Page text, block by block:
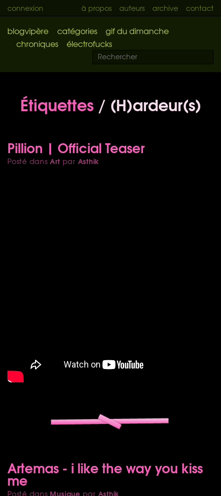
connexion à propos auteurs archive contact
blogvipère catégories
gif du dimanche
chroniques
électrofucks
Étiquettes/ (H)ardeur(s)
Pillion | Official Teaser
Posté dansArt par Asthik
Artemas - i like the way you kiss
me
Posté dans Musique par Asthik